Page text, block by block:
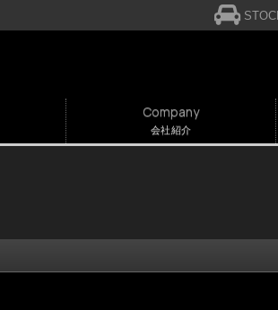
Company
会社紹介